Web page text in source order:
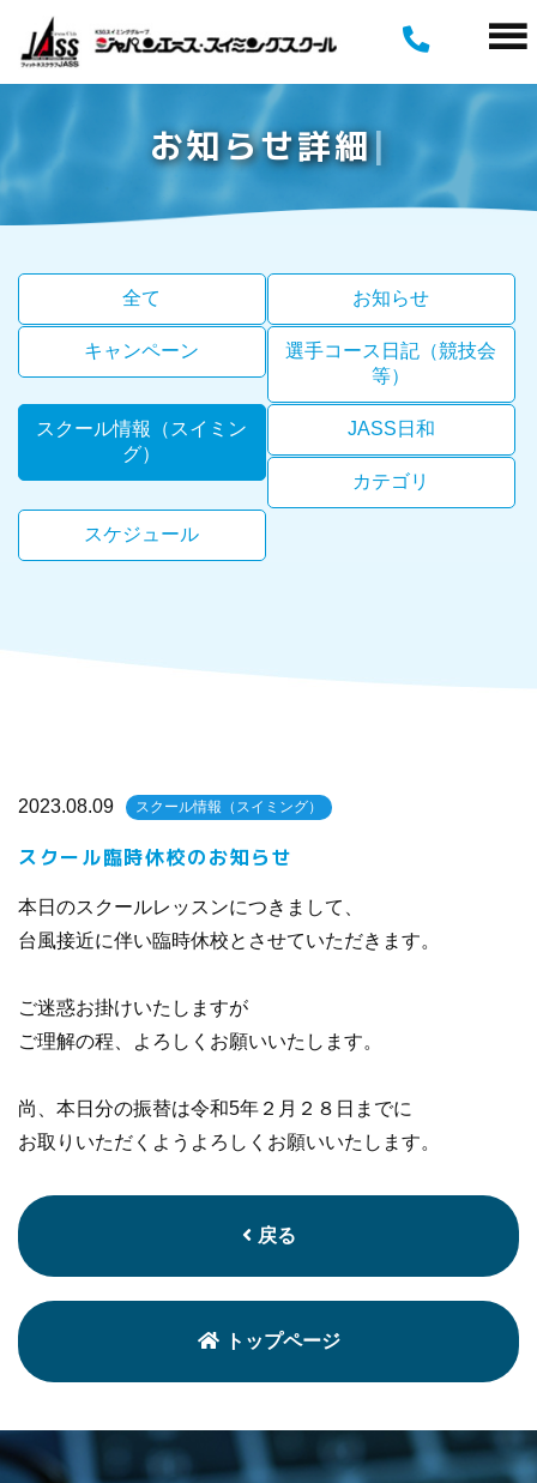
お知らせ詳細
全て お知らせ
キャンペーン
選手コース日記（競技会
等）
スクール情報（スイミン
グ）
JASS日和
カテゴリ
スケジュール
2023.08.09 スクール情報（スイミング）
スクール臨時休校のお知らせ
本日のスクールレッスンにつきまして、
台風接近に伴い臨時休校とさせていただきます。
ご迷惑お掛けいたしますが
ご理解の程、よろしくお願いいたします。
尚、本日分の振替は令和5年２月２８日までに
お取りいただくようよろしくお願いいたします。
戻る
トップページ